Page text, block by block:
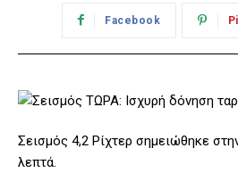
Facebook
Σεισμός 4,2 Ρίχτερ σημειώθηκε
λεπτά.